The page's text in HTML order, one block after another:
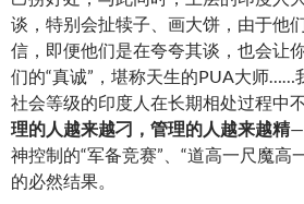
谈，特别会扯犊子、画大饼，由于他
信，即便他们是在夸夸其谈，也会让
们的“真诚”，堪称天生的PUA大师……
社会等级的印度人在长期相处过程中
理的人越来越刁，管理的人越来越精
神控制的“军备竞赛”、“道高一尺魔高
的必然结果。